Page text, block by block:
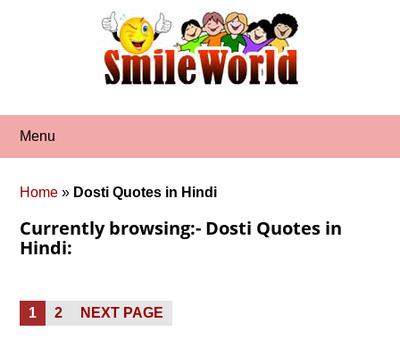
Menu
Home » Dosti Quotes in Hindi
Currently browsing:- Dosti Quotes in
Hindi:
Posts
pagination
PAGE
1 PAGE
2 NEXT PAGE